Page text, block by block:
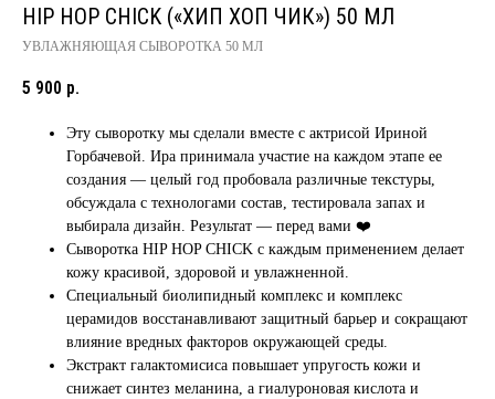
HIP HOP CHICK («ХИП ХОП ЧИК») 50 МЛ
УВЛАЖНЯЮЩАЯ СЫВОРОТКА 50 МЛ
5 900 р.
Эту сыворотку мы сделали вместе с актрисой Ириной
Горбачевой. Ира принимала участие на каждом этапе ее
создания — целый год пробовала различные текстуры,
обсуждала с технологами состав, тестировала запах и
выбирала дизайн. Результат — перед вами ❤️
Сыворотка HIP HOP CHICK с каждым применением делает
кожу красивой, здоровой и увлажненной.
Специальный биолипидный комплекс и комплекс
церамидов восстанавливают защитный барьер и сокращают
влияние вредных факторов окружающей среды.
Экстракт галактомисиса повышает упругость кожи и
снижает синтез меланина, а гиалуроновая кислота и